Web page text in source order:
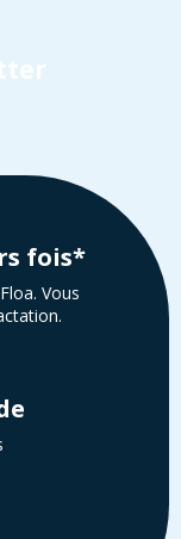
fois*
Vous